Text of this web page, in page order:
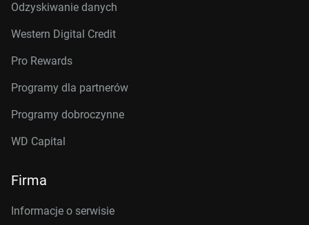
Odzyskiwanie danych
Western Digital Credit
Pro Rewards
Programy dla partnerów
Programy dobroczynne
WD Capital
Firma
Informacje o serwisie